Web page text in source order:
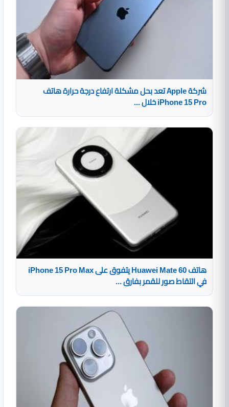
شركة Apple تعد بحل مشكلة ارتفاع درجة حرارة هاتف
iPhone 15 Pro خلال ...
هاتف Huawei Mate 60 يتفوق على iPhone 15 Pro Max
في التقاط صور للقمر بفارق ...